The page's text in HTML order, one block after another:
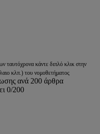
ταυτόχρονα κάντε διπλό κλικ στην
κλπ.) του νομοθετήματος
ανά 200 άρθρα
0/200